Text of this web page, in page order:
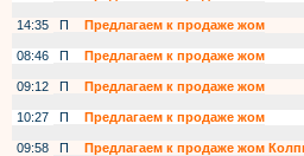
14:35
П Предлагаем к продаже жом
08:46
П Предлагаем к продаже жом
09:12
П Предлагаем к продаже жом
10:27
П Предлагаем к продаже жом
09:58
П Предлагаем к продаже жом